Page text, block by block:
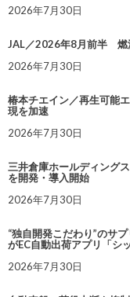
2026年7月30日
JAL／2026年8月前半 燃
2026年7月30日
椿本チエイン／再生可能
現を加速
2026年7月30日
三井倉庫ホールディング
を開発・導入開始
2026年7月30日
“独自開発こだわり”のサ
がEC自動出荷アプリ「シ
2026年7月30日